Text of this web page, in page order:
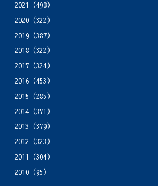
2021
(498)
2020(322)
2019(387)
2018(322)
2017(324)
2016(453)
2015 (285)
2014(371)
2013 (379)
2012 (323)
2011
(304)
2010(95)